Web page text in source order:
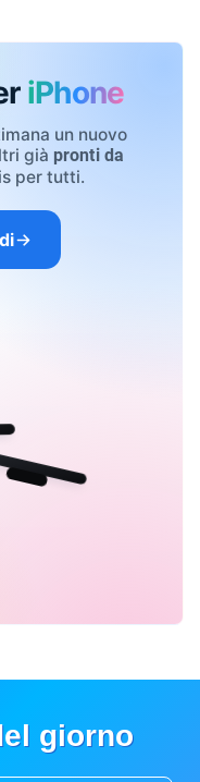
iPhone
un nuovo
già pronti da
per tutti.
giorno